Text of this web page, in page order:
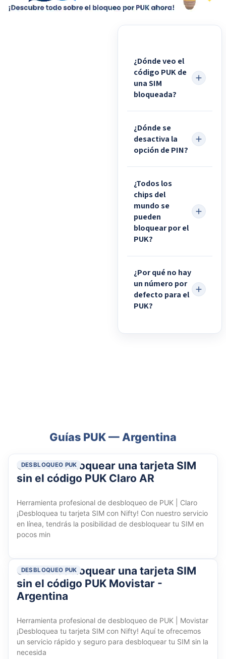
¿Dónde veo el
código PUK de
una SIM
bloqueada?
¿Dónde se
desactiva la
opción de PIN?
¿Todos los
chips del
mundo se
pueden
bloquear por el
PUK?
¿Por qué no hay
un número por
defecto para el
PUK?
Guías PUK — Argentina
DESBLOQUEO PUK
Cómo desbloquear una tarjeta SIM
sin el código PUK Claro AR
Herramienta profesional de desbloqueo de PUK | Claro
¡Desbloquea tu tarjeta SIM con Nifty!​ Con nuestro servicio
en línea, tendrás la posibilidad de desbloquear tu SIM en
pocos min
DESBLOQUEO PUK
Cómo desbloquear una tarjeta SIM
sin el código PUK Movistar -
Argentina
Herramienta profesional de desbloqueo de PUK | Movistar
¡Desbloquea tu tarjeta SIM con Nifty!​ Aquí te ofrecemos
un servicio rápido y seguro para desbloquear tu SIM sin la
necesida